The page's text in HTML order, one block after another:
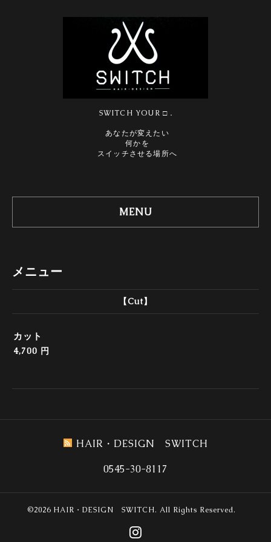
SWITCH YOUR □．
あなたが変えたい
何かを
スイッチさせる場所へ
MENU
メニュー
【Cut】
カット
4,700 円
HAIR・DESIGN SWITCH
0545-30-8117
©2026 HAIR・DESIGN SWITCH. All Rights Reserved.